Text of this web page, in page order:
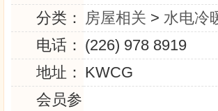
分类： 房屋相关 > 水电冷
电话： (226) 978 8919
地址： KWCG
会员参